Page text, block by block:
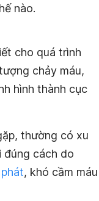
nào.
cho quá trình
chảy máu,
hình thành cục
thường có xu
đúng cách do
, khó cầm máu